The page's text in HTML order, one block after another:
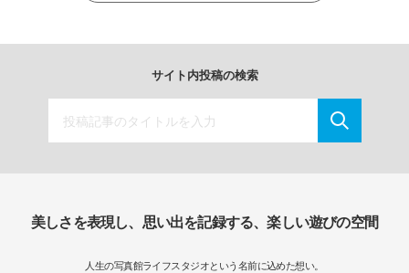
サイト内投稿の検索
美しさを表現し、思い出を記録する、楽しい遊びの空間
人生の写真館ライフスタジオという名前に込めた想い。